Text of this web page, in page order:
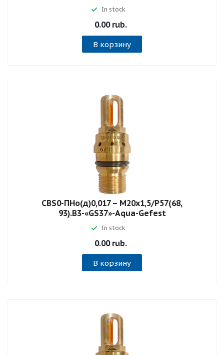
In stock
0.00 rub.
В корзину
СВS0-ПНо(д)0,017 – М20х1,5/Р57(68,
93).В3-«GS37»-Aqua-Gefest
In stock
0.00 rub.
В корзину